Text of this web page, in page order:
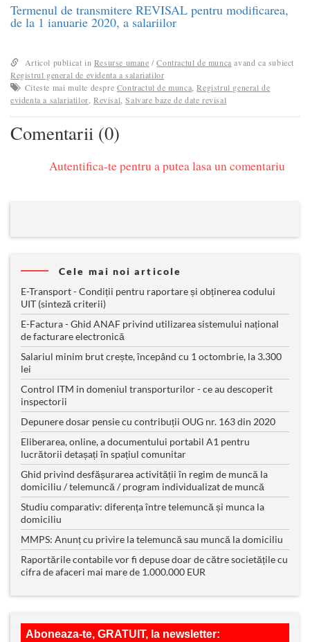
Termenul de transmitere REVISAL pentru modificarea,
de la 1 ianuarie 2020, a salariilor
Articol publicat in Resurse umane /Contractul de munca avand ca subiect
Registrul general de evidenta a salariatilor
Citeste mai multe despre Contractul de munca ,Registrul general de
evidenta a salariatilor ,Revisal ,Salvare baze de date revisal
Comentarii (0)
Autentifica-te pentru a putea lasa un comentariu
Cele mai noi articole
E-Transport - Condiții pentru raportare și obținerea codului
UIT (sinteză criterii)
E-Factura - Ghid ANAF privind utilizarea sistemului național
de facturare electronică
Salariul minim brut crește, începând cu 1 octombrie, la 3.300
lei
Control ITM in domeniul transporturilor - ce au descoperit
inspectorii
Depunere dosar pensie cu contribuții OUG nr. 163 din 2020
Eliberarea, online, a documentului portabil A1 pentru
lucrătorii detașați în spațiul comunitar
Ghid privind desfășurarea activității în regim de muncă la
domiciliu / telemuncă / program individualizat de muncă
Studiu comparativ: diferența între telemuncă și munca la
domiciliu
MMPS: Anunț cu privire la telemuncă sau muncă la domiciliu
Raportările contabile vor fi depuse doar de către societățile cu
cifra de afaceri mai mare de 1.000.000 EUR